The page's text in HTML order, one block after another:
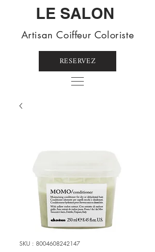
LE SALON
Artisan Coiffeur Coloriste
RESERVEZ
SKU : 8004608242147